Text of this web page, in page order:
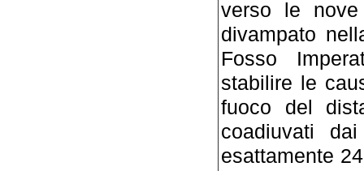
verso le
divampato
Fosso
stabilire le
fuoco del
coadiuvati
esattamente